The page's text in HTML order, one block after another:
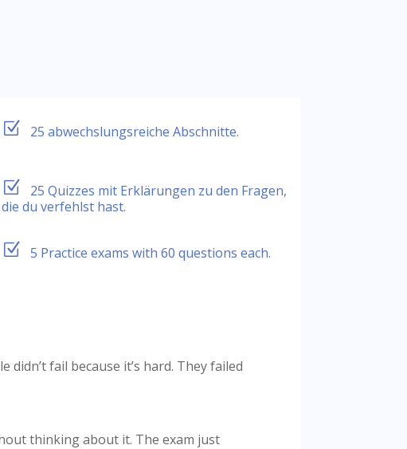
Z 25 abwechslungsreiche Abschnitte.
Z
25 Quizzes mit Erklärungen zu den Fragen,
die du verfehlst hast.
Z 5 Practice exams with 60 questions each.
fail because it’s hard. They failed
thinking about it. The exam just